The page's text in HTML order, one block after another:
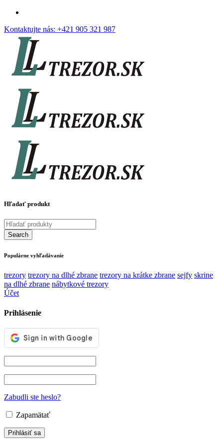
Kontaktujte nás: +421 905 321 987
Hľadať produkt
Populárne vyhľadávanie
trezory trezory na dlhé zbrane trezory na krátke zbrane sejfy skrine
na dlhé zbrane nábytkové trezory
Účet
Prihlásenie
Zabudli ste heslo?
Zapamätať